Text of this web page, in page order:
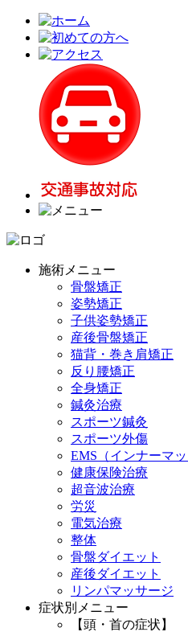
施術メニュー
骨盤矯正
姿勢矯正
子供姿勢矯正
産後骨盤矯正
猫背・巻き肩矯正
反り腰矯正
全身矯正
鍼灸治療
スポーツ鍼灸
スポーツ外傷
EMS（インナーマ
健康保険治療
超音波治療
労災
電気治療
整体
骨盤ダイエット
産後ダイエット
リンパマッサージ
症状別メニュー
【頭・首の症状】